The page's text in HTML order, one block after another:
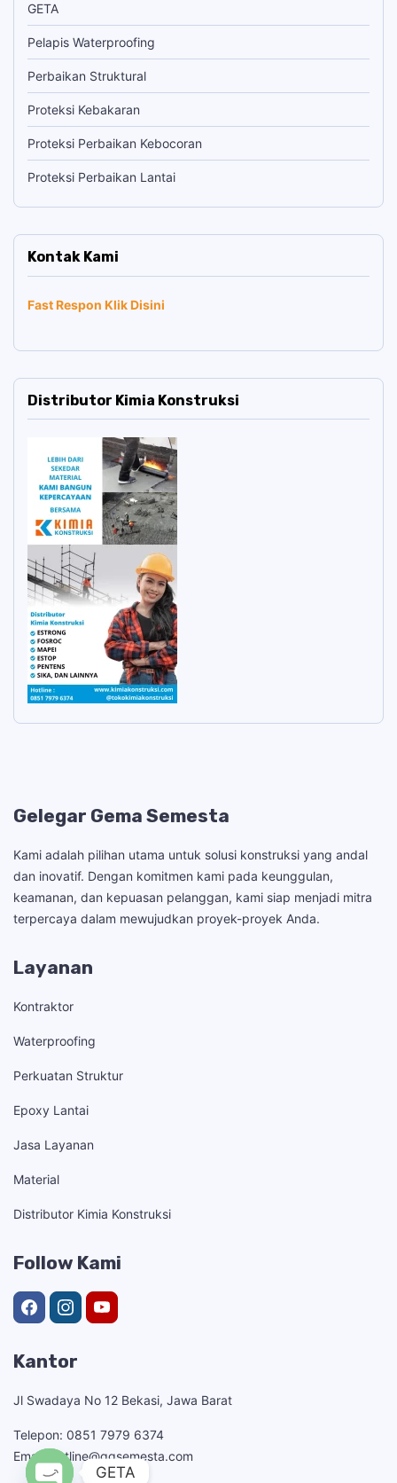
GETA
Pelapis Waterproofing
Perbaikan Struktural
Proteksi Kebakaran
Proteksi Perbaikan Kebocoran
Proteksi Perbaikan Lantai
Kontak Kami
Fast Respon Klik Disini
Distributor Kimia Konstruksi
Gelegar Gema Semesta
Kami adalah pilihan utama untuk solusi konstruksi yang andal
dan inovatif. Dengan komitmen kami pada keunggulan,
keamanan, dan kepuasan pelanggan, kami siap menjadi mitra
terpercaya dalam mewujudkan proyek-proyek Anda.
Layanan
Kontraktor
Waterproofing
Perkuatan Struktur
Epoxy Lantai
Jasa Layanan
Material
Distributor Kimia Konstruksi
Follow Kami
Kantor
Jl Swadaya No 12 Bekasi, Jawa Barat
Telepon: 0851 7979 6374
Email: hotline@ggsemesta.com
GETA